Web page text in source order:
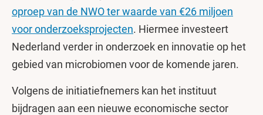
oproep van de NWOter waarde van €26 miljoen
voor onderzoeksprojecten. Hiermee investeert
Nederland verder in onderzoek en innovatie op het
gebied van microbiomen voor de komende jaren.
Volgens de initiatiefnemers kan het instituut
bijdragen aan een nieuwe economische sector